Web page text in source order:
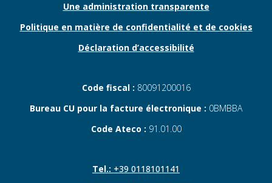
Une administration transparente
Politique en matière de confidentialité et de cookies
Déclaration d’accessibilité
Code fiscal : 80091200016
Bureau CU pour la facture électronique : 0BMBBA
Code Ateco : 91.01.00
Tel.: +39 0118101141